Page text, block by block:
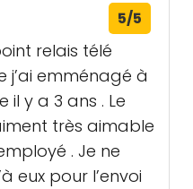
5/5
relais télé
j’ai emménagé à
il y a 3 ans . Le
très aimable
. Je ne
eux pour l’envoi